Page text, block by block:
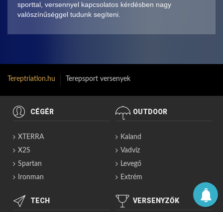
sporttal, versennyel kapcsolatos kérdésben nagy
valószínűséggel tudunk segíteni.
Tereptriatlon.hu Terepsport versenyek
CÉGÉR
XTERRA
X2S
Spartan
Ironman
OUTDOOR
Kaland
Vadvíz
Levegő
Extrém
TECH VERSENYZŐK